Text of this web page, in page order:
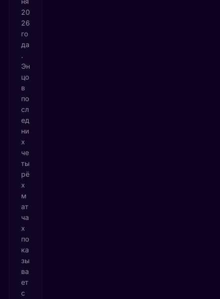
20
26
го
да
.
Эн
цо
в
по
сл
ед
ни
х
че
ты
рё
х
м
ат
ча
х
по
ка
зы
ва
ет
с